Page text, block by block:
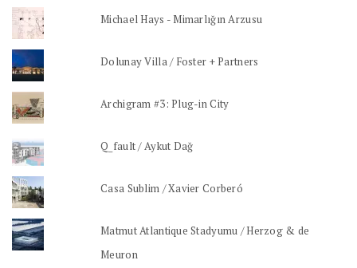
Michael Hays - Mimarlığın Arzusu
Dolunay Villa / Foster + Partners
Archigram #3: Plug-in City
Q_fault / Aykut Dağ
Casa Sublim / Xavier Corberó
Matmut Atlantique Stadyumu / Herzog & de
Meuron